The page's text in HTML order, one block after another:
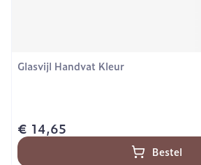
Glasvijl Handvat Kleur
€ 14,65
Bestel